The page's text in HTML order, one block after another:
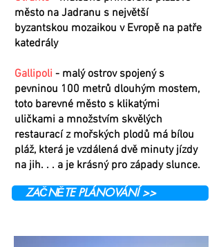
město na Jadranu s největší
byzantskou mozaikou v Evropě na patře
katedrály
Gallipoli - malý ostrov spojený s
pevninou 100 metrů dlouhým mostem,
toto barevné město s klikatými
uličkami a množstvím skvělých
restaurací z mořských plodů má bílou
pláž, která je vzdálená dvě minuty jízdy
na jih. . . a je krásný pro západy slunce.
ZAČNĚTE PLÁNOVÁNÍ >>